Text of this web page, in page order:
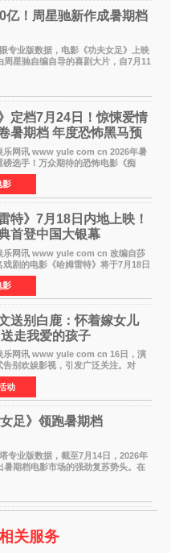
亿！周星驰新作成暑期档
业版数据，电影《功夫女足》上映
星驰自编自导的喜剧大片，自7月11
》定档7月24日！惊悚爱情
暑期档 年度恐怖黑马预
网讯 www yule com cn 2026年暑
磅选手！万众期待的恐怖电影《痴
官宣定档，将于7月24日登陆内地各
部被业内专家誉为新世代爆款恐怖电
将为
影
特》7月18日内地上映！
首登中国大银幕
网讯 www yule com cn 改编自莎
戏剧的电影《哈姆雷特》将于7月18日
映。这部跨越四百年的文学经典被
，为观众带来一场视觉与听觉的双重
影
送别白鹿：怀着嫁女儿
走我爱的孩子
网讯 www yule com cn 16日，演
告别欢娱影视，引发广泛关注。对
创始人于正在社交平台发文回应，
露不舍与祝福。 于正透露，以前
到期不
动
足》领跑暑期档
业版数据，截至7月14日，2026年
期档电影市场的强劲复苏势头。在
关服务